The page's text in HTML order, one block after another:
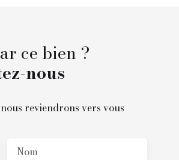
ce bien ?
nous
reviendrons vers vous
Nom